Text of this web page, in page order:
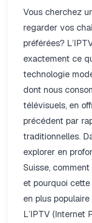
Vous cherchez
regarder vos
préférées?
exactement ce
technologie
dont nous
télévisuels, en
précédent par
traditionnelles.
explorer en
Suisse,
et pourquoi
en plus populaire
L’IPTV (Internet